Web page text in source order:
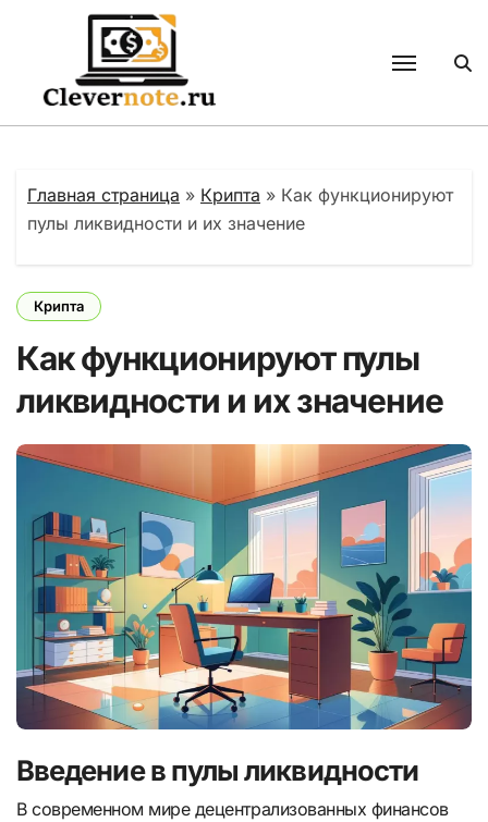
содержанию
Главная страница » Крипта » Как функционируют
пулы ликвидности и их значение
Крипта
Как функционируют пулы
ликвидности и их значение
Введение в пулы ликвидности
В современном мире децентрализованных финансов